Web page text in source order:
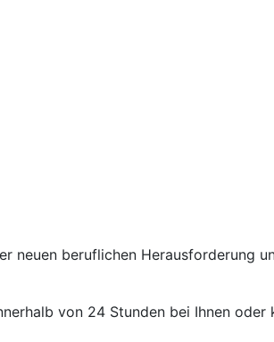
neuen beruflichen Herausforderung
von 24 Stunden bei Ihnen